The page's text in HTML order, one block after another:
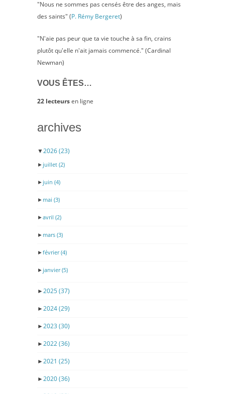
"Nous ne sommes pas censés être des anges, mais
des saints" (P. Rémy Bergeret)
"N'aie pas peur que ta vie touche à sa fin, crains
plutôt qu'elle n'ait jamais commencé." (Cardinal
Newman)
VOUS ÊTES…
22 lecteursen ligne
archives
▼2026(23)
► juillet (2)
► juin (4)
► mai (3)
►avril (2)
► mars (3)
►février(4)
► janvier(5)
►2025(37)
►2024(29)
►2023 (30)
►2022(36)
►2021 (25)
►2020(36)